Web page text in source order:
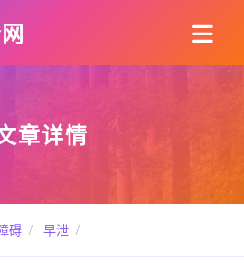
章详情
碍 / 早泄 /